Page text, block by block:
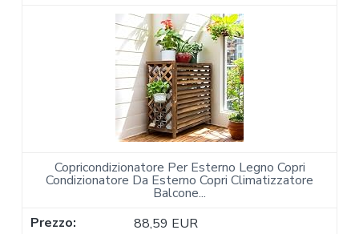
Copricondizionatore Per Esterno Legno Copri
Condizionatore Da Esterno Copri Climatizzatore
Balcone...
88,59 EUR